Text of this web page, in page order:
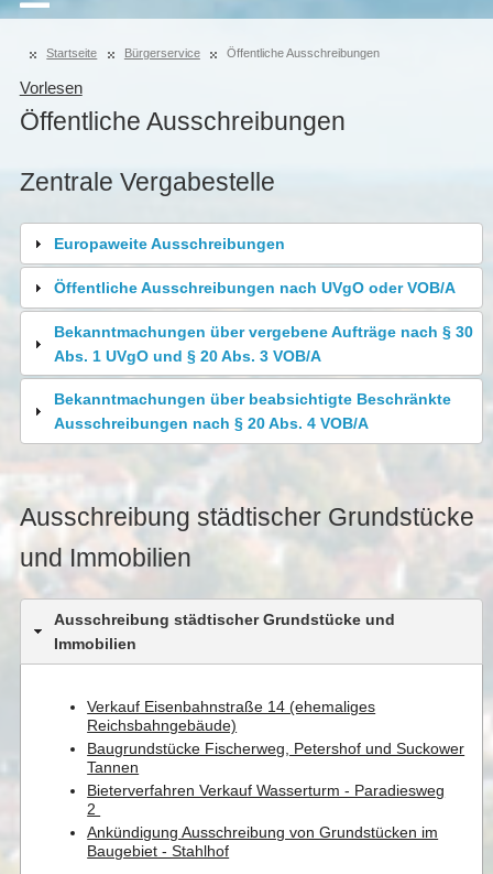
Startseite Bürgerservice Öffentliche Ausschreibungen
Vorlesen
Öffentliche Ausschreibungen
Zentrale Vergabestelle
Europaweite Ausschreibungen
Öffentliche Ausschreibungen nach UVgO oder VOB/A
Bekanntmachungen über vergebene Aufträge nach § 30
Abs. 1 UVgO und § 20 Abs. 3 VOB/A
Bekanntmachungen über beabsichtigte Beschränkte
Ausschreibungen nach § 20 Abs. 4 VOB/A
Ausschreibung städtischer Grundstücke
und Immobilien
Ausschreibung städtischer Grundstücke und
Immobilien
Verkauf Eisenbahnstraße 14 (ehemaliges
Reichsbahngebäude)
Baugrundstücke Fischerweg, Petershof und Suckower
Tannen
Bieterverfahren Verkauf Wasserturm - Paradiesweg
2
Ankündigung Ausschreibung von Grundstücken im
Baugebiet - Stahlhof